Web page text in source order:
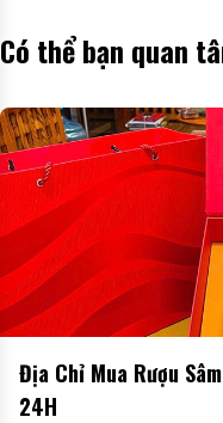
Có thể bạn quan
Địa Chỉ Mua Rượu
24H